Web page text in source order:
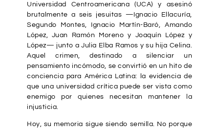
Universidad Centroamericana (UCA) y asesinó
brutalmente a seis jesuitas —Ignacio Ellacuría,
Segundo Montes, Ignacio Martín-Baró, Amando
López, Juan Ramón Moreno y Joaquín López y
López— junto a Julia Elba Ramos y su hija Celina.
Aquel crimen, destinado a silenciar un
pensamiento incómodo, se convirtió en un hito de
conciencia para América Latina: la evidencia de
que una universidad crítica puede ser vista como
enemigo por quienes necesitan mantener la
injusticia.
Hoy, su memoria sigue siendo semilla. No porque